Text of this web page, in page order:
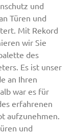
und
Türen und
Mit Rekord
wir Sie
des
Es ist unser
an Ihren
war es für
erfahrenen
aufzunehmen.
und